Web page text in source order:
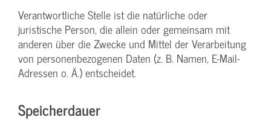
Verantwortliche Stelle ist die natürliche oder
juristische Person, die allein oder gemeinsam mit
anderen über die Zwecke und Mittel der Verarbeitung
von personenbezogenen Daten (z. B. Namen, E-Mail-
Adressen o. Ä.) entscheidet.
Speicherdauer